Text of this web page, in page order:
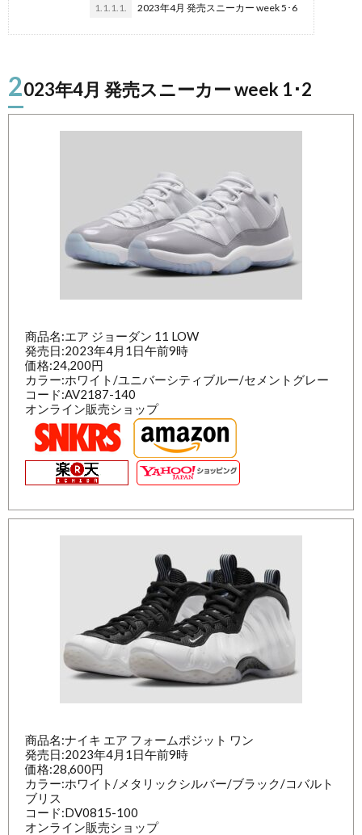
1.1.1.1. 2023年4月 発売スニーカー week 5･6
2023年4月 発売スニーカー week 1･2
商品名:エア ジョーダン 11 LOW
発売日:2023年4月1日午前9時
価格:24,200円
カラー:ホワイト/ユニバーシティブルー/セメントグレー
コード:AV2187-140
オンライン販売ショップ
商品名:ナイキ エア フォームポジット ワン
発売日:2023年4月1日午前9時
価格:28,600円
カラー:ホワイト/メタリックシルバー/ブラック/コバルト
ブリス
コード:DV0815-100
オンライン販売ショップ